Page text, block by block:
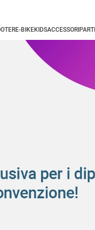
E-BIKEKIDSACCESSORI